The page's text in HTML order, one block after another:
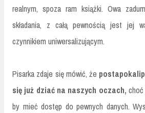
realnym, spoza ram książki. Owa
składania, z całą pewnością jest jej
czynnikiem uniwersalizującym.
Pisarka zdaje się mówić, że
się już dziać na naszych oczach,
by mieć dostęp do pewnych danych.